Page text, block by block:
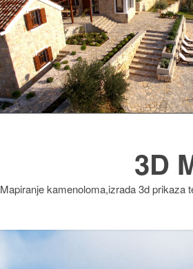
3D
Mapiranje kamenoloma,izrada 3d